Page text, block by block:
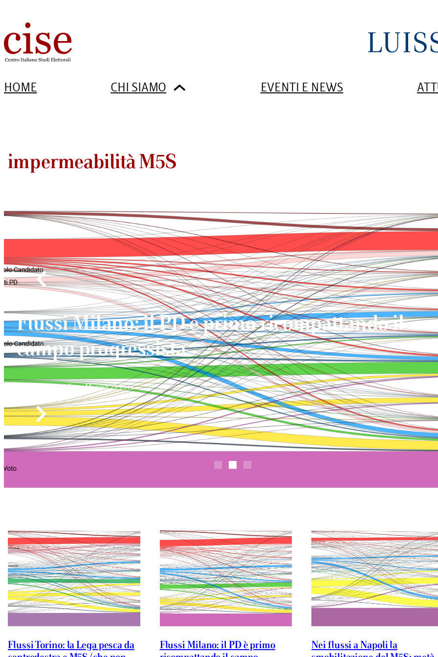
HOME CHI SIAMO EVENTI E NEWS
impermeabilità M5S
Flussi Milano: il PD è primo ricompattando il
campo progressista
Maria Giovanna SessaMaggio 29, 2019
Flussi Torino: la Lega pesca da
Flussi Milano: il PD è primo
Nei flussi a Napoli la